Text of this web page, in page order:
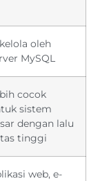
oleh
MySQL
cocok
sistem
dengan lalu
tinggi
web, e-